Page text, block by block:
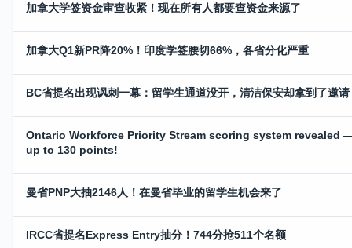
加拿大学签资金审查收紧！现在所有人都要查资金来源了
加拿大Q1新PR降20%！印度学签腰切66%，各省分化严重
BC省提名出现讽刺一幕：留学生通道没开，清洁保安却拿到了邀请
Ontario Workforce Priority Stream scoring system revealed
up to 130 points!
曼省PNP大抽2146人！在曼省毕业的留学生机会来了
IRCC省提名Express Entry抽分！744分抢511个名额